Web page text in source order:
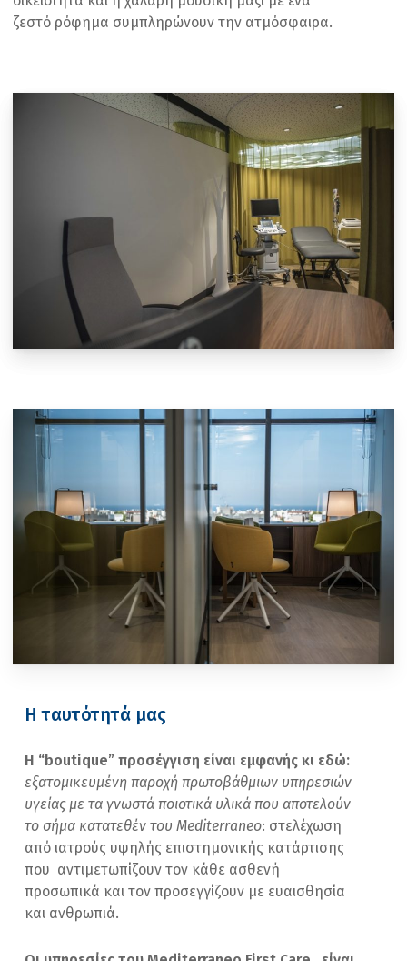
ζεστό ρόφημα συμπληρώνουν την ατμόσφαιρα.
Η ταυτότητά μας
Η “boutique” προσέγγιση είναι εμφανής κι εδώ:
εξατομικευμένη παροχή πρωτοβάθμιων υπηρεσιών
υγείας με τα γνωστά ποιοτικά υλικά που αποτελούν
το σήμα κατατεθέν του Mediterraneo: στελέχωση
από ιατρούς υψηλής επιστημονικής κατάρτισης
που αντιμετωπίζουν τον κάθε ασθενή
προσωπικά και τον προσεγγίζουν με ευαισθησία
και ανθρωπιά.